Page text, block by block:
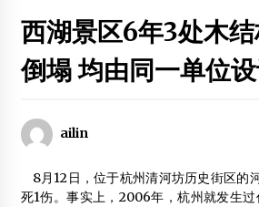
【科普】什么是科技木？
2012年2月18日
2015年5月5日
西湖景区6年3处木
倒塌 均由同一单位
ailin
8月12日，位于杭州清河坊历史街区的
死1伤。事实上，2006年，杭州就发生